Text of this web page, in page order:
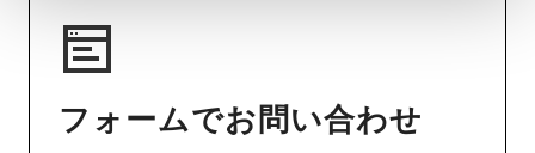
フォームでお問い合わせ